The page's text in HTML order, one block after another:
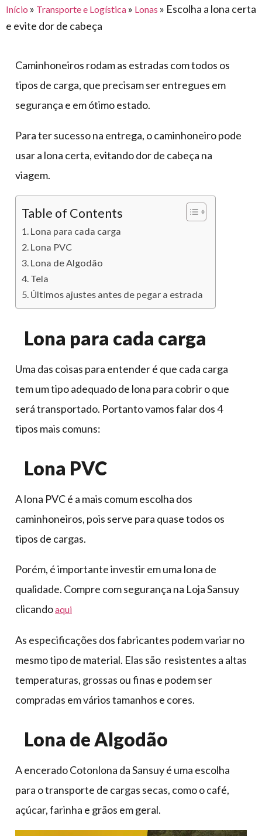
premiações
para
feira
offshore
móveis,
calçados,
epi's
multiúso
e logística
armazenagem
vida
de
caminhoneiro
Início » Transporte e Logística » Lonas » Escolha a lona certa
e evite dor de cabeça
Caminhoneiros rodam as estradas com todos os
tipos de carga, que precisam ser entregues em
segurança e em ótimo estado.
Para ter sucesso na entrega, o caminhoneiro pode
usar a lona certa, evitando dor de cabeça na
viagem.
Table of Contents
Lona para cada carga
Lona PVC
Lona de Algodão
Tela
Últimos ajustes antes de pegar a estrada
Lona para cada carga
Uma das coisas para entender é que cada carga
tem um tipo adequado de lona para cobrir o que
será transportado. Portanto vamos falar dos 4
tipos mais comuns:
Lona PVC
A lona PVC é a mais comum escolha dos
caminhoneiros, pois serve para quase todos os
tipos de cargas.
Porém, é importante investir em uma lona de
qualidade. Compre com segurança na Loja Sansuy
clicandoaqui
As especificações dos fabricantes podem variar no
mesmo tipo de material. Elas são resistentes a altas
temperaturas, grossas ou finas e podem ser
compradas em vários tamanhos e cores.
Lona de Algodão
A encerado Cotonlona da Sansuy é uma escolha
para o transporte de cargas secas, como o café,
açúcar, farinha e grãos em geral.